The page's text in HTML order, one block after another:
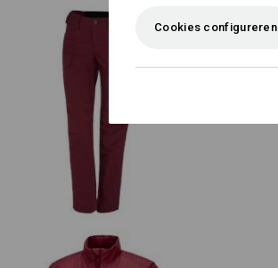
e.s. Werkbroek pocket, dames
Cookies configureren